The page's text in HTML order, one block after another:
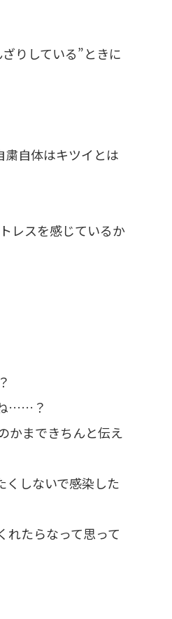
りしている”ときに
自体はキツイとは
レスを感じているか
……？
かまできちんと伝え
くしないで感染した
れたらなって思って